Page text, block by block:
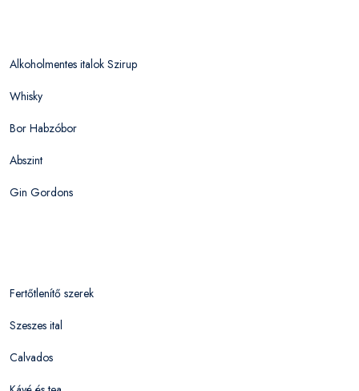
Alkoholmentes italok Szirup
Whisky
Bor Habzóbor
Abszint
Gin Gordons
Fertőtlenítő szerek
Szeszes ital
Calvados